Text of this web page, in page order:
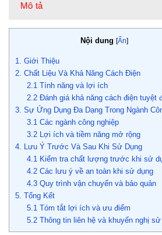
Mô tả
Nội dung [Ẩn]
1. Giới Thiệu
2. Chất Liệu Và Khả Năng Cách Điện
2.1 Tính năng và lợi ích
2.2 Đánh giá khả năng cách điện tuyệt
3. Sự Ứng Dụng Đa Dạng Trong Ngành
3.1 Các ngành công nghiệp
3.2 Lợi ích và tiềm năng mở rộng
4. Lưu Ý Trước Và Sau Khi Sử Dụng
4.1 Kiểm tra chất lượng trước khi sử
4.2 Các lưu ý về an toàn khi sử dụng
4.3 Quy trình vận chuyển và bảo quản
5. Tổng Kết
5.1 Tóm tắt lợi ích và ưu điểm
5.2 Thông tin liên hệ và khuyến nghị sử